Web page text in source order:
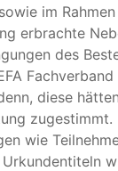
im
erbrachte
des
Fachverband
diese
zugestimmt.
wie